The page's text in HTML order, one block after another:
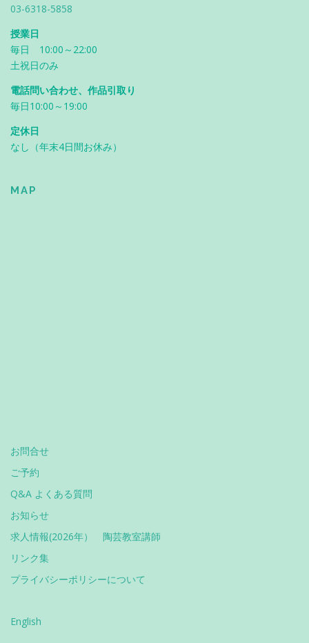
03-6318-5858
授業日
毎日 10:00～22:00
土祝日のみ
電話問い合わせ、作品引取り
毎日10:00～19:00
定休日
なし（年末4日間お休み）
MAP
お問合せ
ご予約
Q&A よくある質問
お知らせ
求人情報(2026年） 陶芸教室講師
リンク集
プライバシーポリシーについて
English